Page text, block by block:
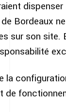
dispenser
Bordeaux
sur son site.
la
de